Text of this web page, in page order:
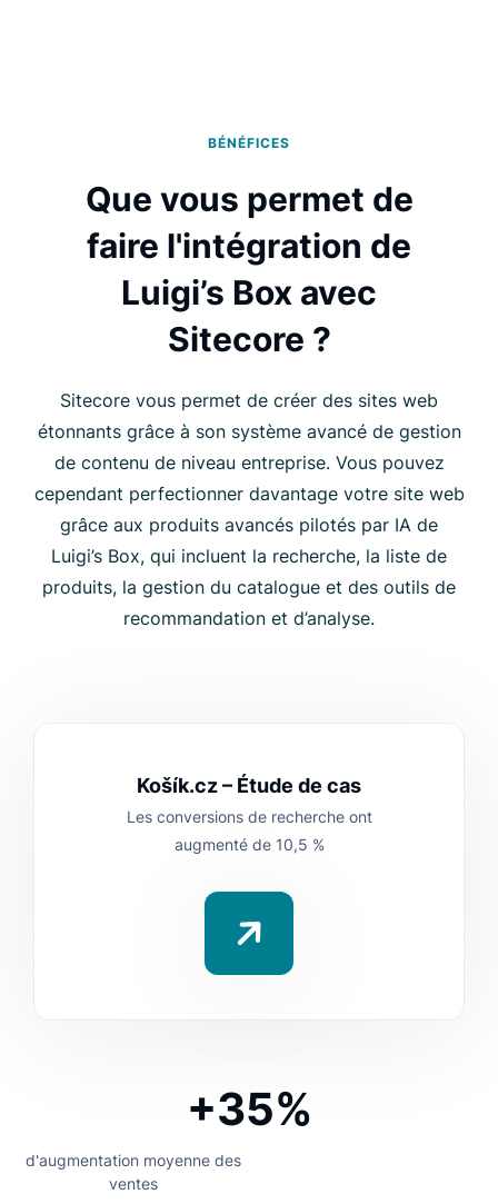
BÉNÉFICES
Que vous permet de
faire l'intégration de
Luigi’s Box avec
Sitecore ?
Sitecore vous permet de créer des sites web
étonnants grâce à son système avancé de gestion
de contenu de niveau entreprise. Vous pouvez
cependant perfectionner davantage votre site web
grâce aux produits avancés pilotés par IA de
Luigi’s Box, qui incluent la recherche, la liste de
produits, la gestion du catalogue et des outils de
recommandation et d’analyse.
Košík.cz – Étude de cas
Les conversions de recherche ont
augmenté de 10,5 %
+35%
d'augmentation moyenne des
ventes